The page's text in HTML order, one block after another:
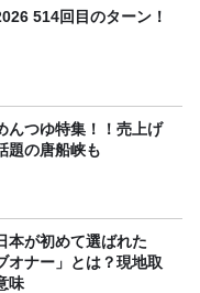
514回目のターン！
んつゆ特集！！売上げ
題の唐船峡も
本が初めて選ばれた
オナー」とは？現地取
味